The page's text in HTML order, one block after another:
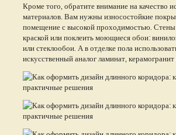
Кроме того, обратите внимание на качество
материалов. Вам нужны износостойкие
помещение с высокой проходимостью.
краской или поклеить моющиеся обои:
или стеклообои. А в отделке пола
искусственный аналог ламинат,